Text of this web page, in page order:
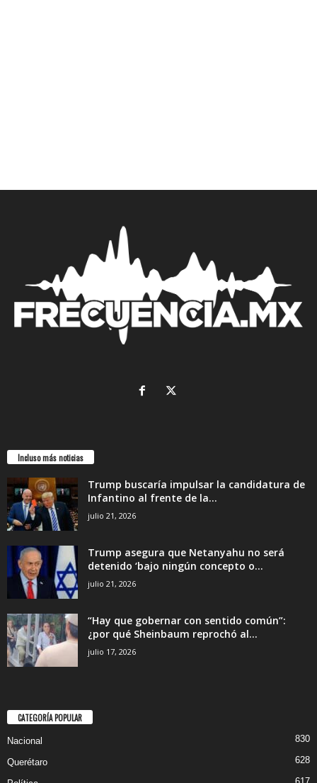
Incluso más noticias
Trump buscaría impulsar la candidatura de
Infantino al frente de la...
julio 21, 2026
Trump asegura que Netanyahu no será
detenido ‘bajo ningún concepto o...
julio 21, 2026
“Hay que gobernar con sentido común”:
¿por qué Sheinbaum reprochó al...
julio 17, 2026
CATEGORÍA POPULAR
Nacional 830
Querétaro 628